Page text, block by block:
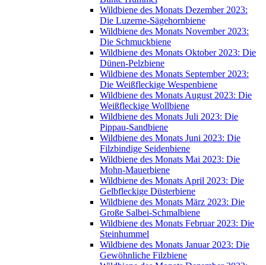
Wildbiene des Monats Dezember 2023:
Die Luzerne-Sägehornbiene
Wildbiene des Monats November 2023:
Die Schmuckbiene
Wildbiene des Monats Oktober 2023: Die
Dünen-Pelzbiene
Wildbiene des Monats September 2023:
Die Weißfleckige Wespenbiene
Wildbiene des Monats August 2023: Die
Weißfleckige Wollbiene
Wildbiene des Monats Juli 2023: Die
Pippau-Sandbiene
Wildbiene des Monats Juni 2023: Die
Filzbindige Seidenbiene
Wildbiene des Monats Mai 2023: Die
Mohn-Mauerbiene
Wildbiene des Monats April 2023: Die
Gelbfleckige Düsterbiene
Wildbiene des Monats März 2023: Die
Große Salbei-Schmalbiene
Wildbiene des Monats Februar 2023: Die
Steinhummel
Wildbiene des Monats Januar 2023: Die
Gewöhnliche Filzbiene